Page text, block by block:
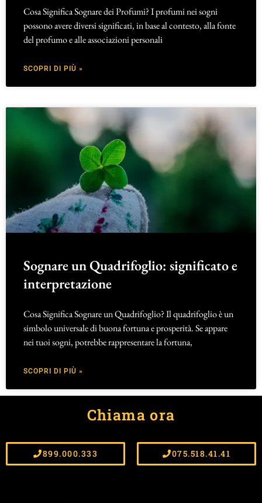
Cosa Significa Sognare dei Profumi? I profumi nei sogni
possono avere diversi significati, in base al contesto, alla fonte
del profumo e alle associazioni personali
SCOPRI DI PIÙ »
Sognare un Quadrifoglio: significato e
interpretazione
Cosa Significa Sognare un Quadrifoglio? Il quadrifoglio è un
simbolo universale di buona fortuna e prosperità. Se appare
nei tuoi sogni, potrebbe rappresentare la fortuna,
SCOPRI DI PIÙ »
Chiama ora
899.000.333 075.518.41.41